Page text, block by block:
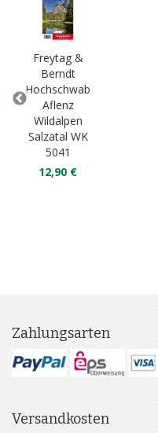
Freytag &
Berndt
Hochschwab
Aflenz
Wildalpen
Salzatal WK
5041
12,90 €
Zahlungsarten
Versandkosten